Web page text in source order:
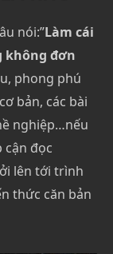
nói:”Làm cái
không đơn
phong phú
bản, các bài
nghiệp…nếu
cận đọc
lên tới trình
thức căn bản